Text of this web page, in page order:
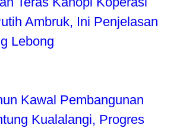
Ambruk, Ini Penjelasan
Lebong
Kawal Pembangunan
Kualalangi, Progres